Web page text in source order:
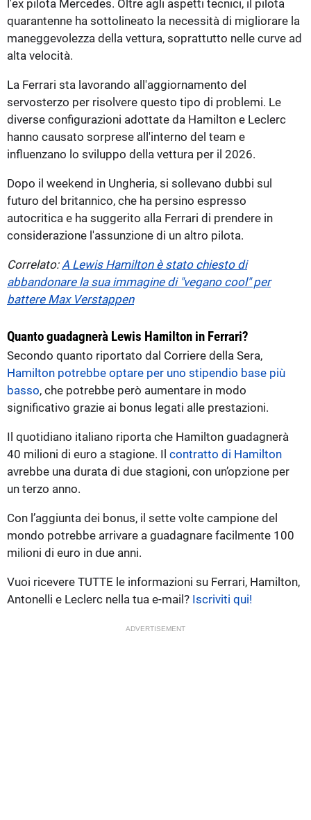
l'ex pilota Mercedes. Oltre agli aspetti tecnici, il pilota
quarantenne ha sottolineato la necessità di migliorare la
maneggevolezza della vettura, soprattutto nelle curve ad
alta velocità.
La Ferrari sta lavorando all'aggiornamento del
servosterzo per risolvere questo tipo di problemi. Le
diverse configurazioni adottate da Hamilton e Leclerc
hanno causato sorprese all'interno del team e
influenzano lo sviluppo della vettura per il 2026.
Dopo il weekend in Ungheria, si sollevano dubbi sul
futuro del britannico, che ha persino espresso
autocritica e ha suggerito alla Ferrari di prendere in
considerazione l'assunzione di un altro pilota.
Correlato: A Lewis Hamilton è stato chiesto di
abbandonare la sua immagine di "vegano cool" per
battere Max Verstappen
Quanto guadagnerà Lewis Hamilton in Ferrari?
Secondo quanto riportato dal Corriere della Sera,
Hamilton potrebbe optare per uno stipendio base più
basso, che potrebbe però aumentare in modo
significativo grazie ai bonus legati alle prestazioni.
Il quotidiano italiano riporta che Hamilton guadagnerà
40 milioni di euro a stagione. Il contratto di Hamilton
avrebbe una durata di due stagioni, con un’opzione per
un terzo anno.
Con l’aggiunta dei bonus, il sette volte campione del
mondo potrebbe arrivare a guadagnare facilmente 100
milioni di euro in due anni.
Vuoi ricevere TUTTE le informazioni su Ferrari, Hamilton,
Antonelli e Leclerc nella tua e-mail? Iscriviti qui!
ADVERTISEMENT